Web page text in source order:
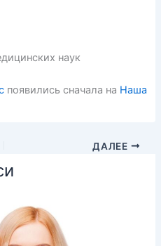
наук
появились сначала на Наша
ДАЛЕЕ